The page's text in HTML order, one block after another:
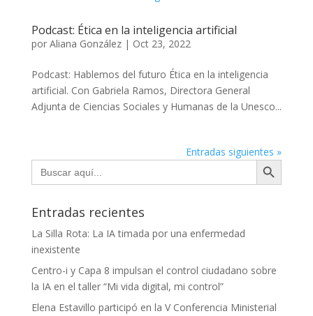
Podcast: Ética en la inteligencia artificial
por Aliana González| Oct 23, 2022
Podcast: Hablemos del futuro Ética en la inteligencia
artificial. Con Gabriela Ramos, Directora General
Adjunta de Ciencias Sociales y Humanas de la Unesco...
Entradas siguientes »
Buscar:
Botón de búsqueda
Entradas recientes
La Silla Rota: La IA timada por una enfermedad
inexistente
Centro-i y Capa 8 impulsan el control ciudadano sobre
la IA en el taller “Mi vida digital, mi control”
Elena Estavillo participó en la V Conferencia Ministerial